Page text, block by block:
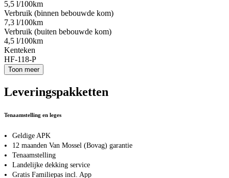
5,5 l/100km
Verbruik (binnen bebouwde kom)
7,3 l/100km
Verbruik (buiten bebouwde kom)
4,5 l/100km
Kenteken
HF-118-P
Toon meer
Leveringspakketten
Tenaamstelling en leges
Geldige APK
12 maanden Van Mossel (Bovag) garantie
Tenaamstelling
Landelijke dekking service
Gratis Familiepas incl. App